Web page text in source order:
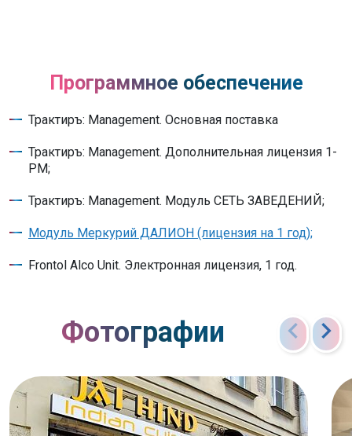
Программное обеспечение
Трактиръ: Management. Основная поставка
Трактиръ: Management. Дополнительная лицензия 1-
РМ;
Трактиръ: Management. Модуль СЕТЬ ЗАВЕДЕНИЙ;
Модуль Меркурий ДАЛИОН (лицензия на 1 год);
Frontol Alco Unit. Электронная лицензия, 1 год.
Фотографии chevron_left chevron_right